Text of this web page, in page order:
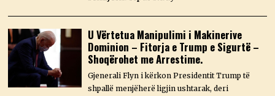
U Vërtetua Manipulimi i Makinerive
Dominion – Fitorja e Trump e Sigurtë –
Shoqërohet me Arrestime.
Gjenerali Flyn i kërkon Presidentit Trump të
shpallë menjëherë ligjin ushtarak, deri